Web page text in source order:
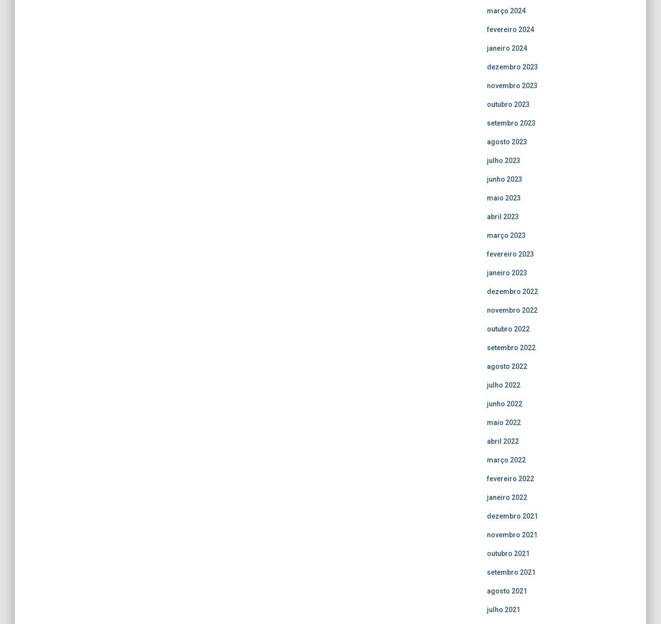
março 2024
fevereiro 2024
janeiro 2024
dezembro 2023
novembro 2023
outubro 2023
setembro 2023
agosto 2023
julho 2023
junho 2023
maio 2023
abril 2023
março 2023
fevereiro 2023
janeiro 2023
dezembro 2022
novembro 2022
outubro 2022
setembro 2022
agosto 2022
julho 2022
junho 2022
maio 2022
abril 2022
março 2022
fevereiro 2022
janeiro 2022
dezembro 2021
novembro 2021
outubro 2021
setembro 2021
agosto 2021
julho 2021